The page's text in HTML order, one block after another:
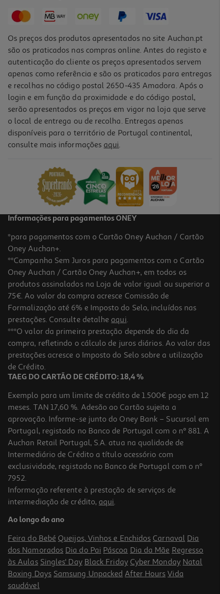
Os preços dos produtos apresentados no site Auchan.pt
são os praticados nas compras online. Antes do registo e
autenticação do cliente os preços apresentados servem
apenas como referência e são os praticados para entregas
e recolhas no código postal 2650-435 Amadora. Após o
login e em função da proximidade e do código postal,
serão apresentados os preços em vigor na loja que serve
o local de entrega ou de recolha. Entregas apenas
disponíveis para o território de Portugal continental,
consulte mais informações aqui.
Informações para pagamentos ONEY
*para pagamentos com o Cartão Oney Auchan / Cartão
Oney Auchan+.
**Campanha Sem Juros para pagamentos com o Cartão
Oney Auchan / Cartão Oney Auchan+, em todos os
produtos assinalados na Loja de valor igual ou superior a
75€. Ao valor da compra acresce Comissão de
Formalização até 6% e Imposto do Selo, incluídos nas
prestações. Consulte detalhe aqui.
***O valor da primeira prestação depende do dia da
compra, refletindo o cálculo de juros diários. Ao valor das
prestações acresce o Imposto do Selo sobre a utilização
de Crédito.
TAEG DO CARTÃO DE CRÉDITO: 18,4 %
Exemplo para um limite de crédito de 1.500€ pago em 12
meses. TAN 17,60 %. Adesão ao Cartão sujeita a
aprovação. Informe-se junto do Oney Bank – Sucursal em
Portugal, registado no Banco de Portugal com o nº 881. A
Auchan Retail Portugal, S.A. atua na qualidade de
Intermediário de Crédito a título acessório com
exclusividade, registado no Banco de Portugal com o nº
7952.
Informação referente à prestação de serviços de
intermediação de crédito, aqui.
Ao longo do ano
Feira do Bebé Queijos, Vinhos e Enchidos Carnaval Dia
dos Namorados Dia do Pai Páscoa Dia da Mãe Regresso
às Aulas Singles' Day Black Friday Cyber Monday Natal
Boxing Days Samsung Unpacked After Hours Vida
saudável